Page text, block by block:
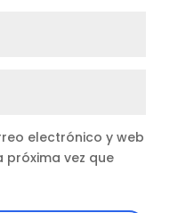
electrónico y web
vez que